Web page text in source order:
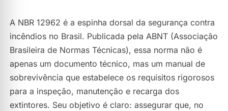
Os 3 Níveis de Manutenção (NBR 12962)
Classificação dos Serviços
Manutenção de 1º Nível (Vistoria)
Manutenção de 2º Nível
Manutenção de 3º Nível
A NBR 12962 é a espinha dorsal da segurança contra
incêndios no Brasil. Publicada pela ABNT (Associação
Brasileira de Normas Técnicas), essa norma não é
apenas um documento técnico, mas um manual de
sobrevivência que estabelece os requisitos rigorosos
para a inspeção, manutenção e recarga dos
extintores. Seu objetivo é claro: assegurar que, no